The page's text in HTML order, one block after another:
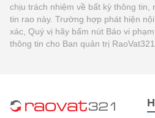
chịu trách nhiệm về bất kỳ thông tin,
tin rao này. Trường hợp phát hiện
xác, Quý vị hãy bấm nút Báo vi
thông tin cho Ban quản trị